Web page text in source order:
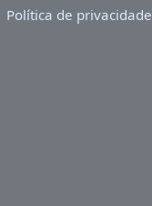
Política de privacidade